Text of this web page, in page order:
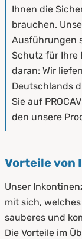
Ihnen die
brauchen.
Ausführungen
Schutz für Ihre
daran: Wir
Deutschlands
Sie auf
den unsere
Vorteile von
Unser
mit sich,
sauberes und
Die Vorteile im